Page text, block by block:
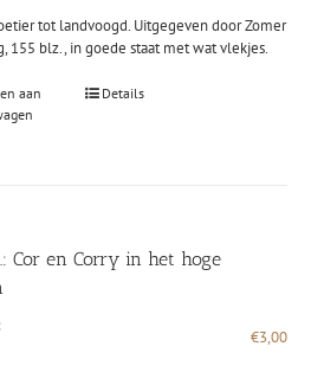
tot landvoogd. Uitgegeven door Zomer
155 blz., in goede staat met wat vlekjes.
aan
Details
Cor en Corry in het hoge
€3,00